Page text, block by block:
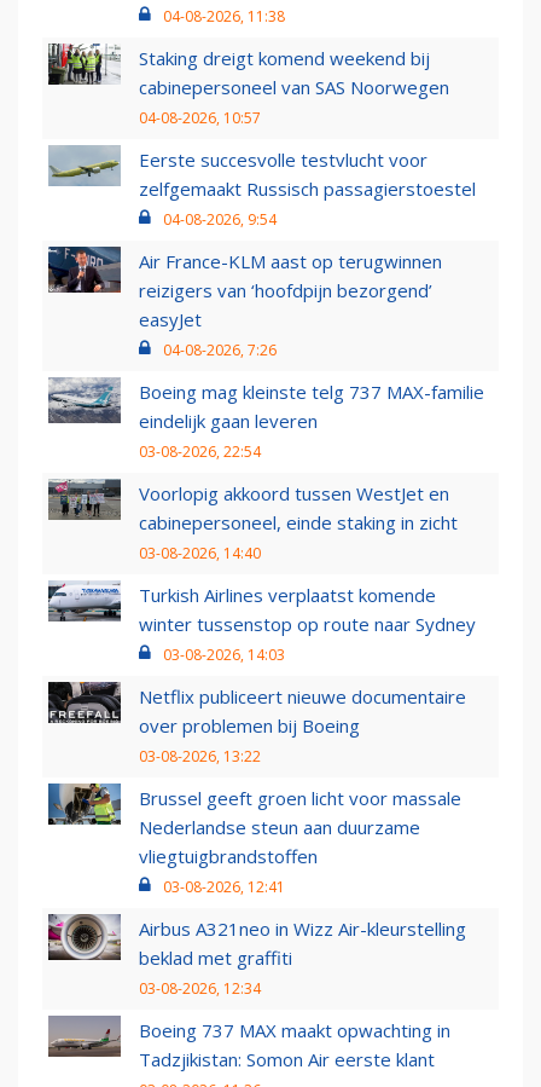
04-08-2026, 11:38
Staking dreigt komend weekend bij
cabinepersoneel van SAS Noorwegen
04-08-2026, 10:57
Eerste succesvolle testvlucht voor
zelfgemaakt Russisch passagierstoestel
04-08-2026, 9:54
Air France-KLM aast op terugwinnen
reizigers van ‘hoofdpijn bezorgend’
easyJet
04-08-2026, 7:26
Boeing mag kleinste telg 737 MAX-familie
eindelijk gaan leveren
03-08-2026, 22:54
Voorlopig akkoord tussen WestJet en
cabinepersoneel, einde staking in zicht
03-08-2026, 14:40
Turkish Airlines verplaatst komende
winter tussenstop op route naar Sydney
03-08-2026, 14:03
Netflix publiceert nieuwe documentaire
over problemen bij Boeing
03-08-2026, 13:22
Brussel geeft groen licht voor massale
Nederlandse steun aan duurzame
vliegtuigbrandstoffen
03-08-2026, 12:41
Airbus A321neo in Wizz Air-kleurstelling
beklad met graffiti
03-08-2026, 12:34
Boeing 737 MAX maakt opwachting in
Tadzjikistan: Somon Air eerste klant